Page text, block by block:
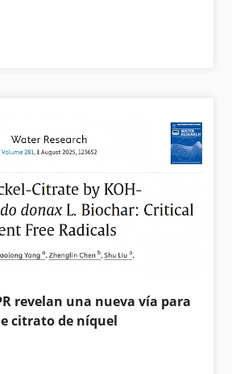
revelan una nueva vía para
citrato de níquel